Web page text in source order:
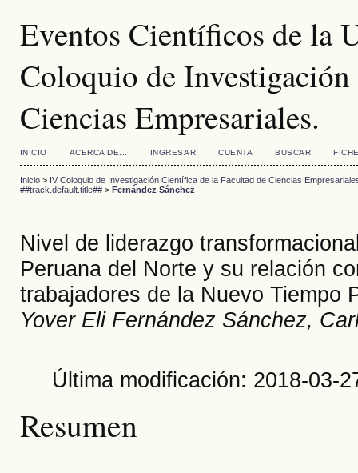
Eventos Científicos de la
Coloquio de
Ciencias Empresariales.
INICIO ACERCA DE... INGRESAR CUENTA BUSCAR
Inicio> IV Coloquio de Investigación Científica de la Facultad de Ciencias
##track.default.title##> Fernández Sánchez
Nivel de liderazgo
Peruana del Norte y su relación
trabajadores de la Nuevo Tiempo
Yover Eli Fernández Sánchez,
Última modificación: 2018-03-
Resumen